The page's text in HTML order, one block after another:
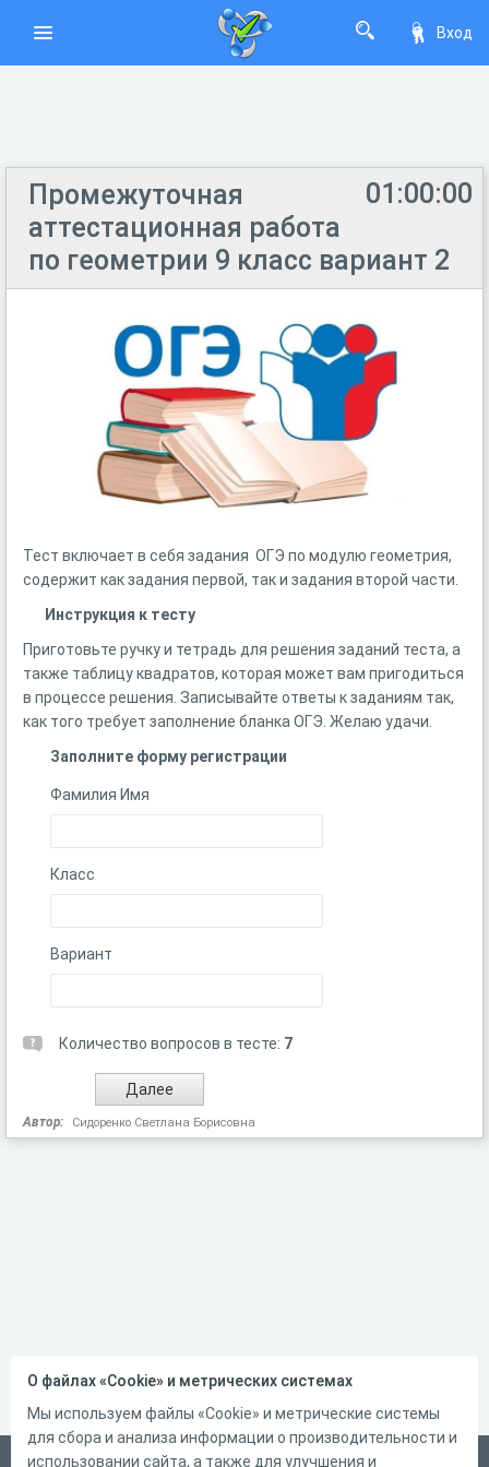
Вход
01:00:00
Промежуточная
аттестационная работа
по геометрии 9 класс вариант 2
Тест включает в себя задания ОГЭ по модулю геометрия,
содержит как задания первой, так и задания второй части.
Инструкция к тесту
Приготовьте ручку и тетрадь для решения заданий теста, а
также таблицу квадратов, которая может вам пригодиться
в процессе решения. Записывайте ответы к заданиям так,
как того требует заполнение бланка ОГЭ. Желаю удачи.
Заполните форму регистрации
Фамилия Имя
Класс
Вариант
Количество вопросов в тесте: 7
Автор: Сидоренко Светлана Борисовна
О файлах «Cookie» и метрических системах
Мы используем файлы «Cookie» и метрические системы
для сбора и анализа информации о производительности и
использовании сайта, а также для улучшения и